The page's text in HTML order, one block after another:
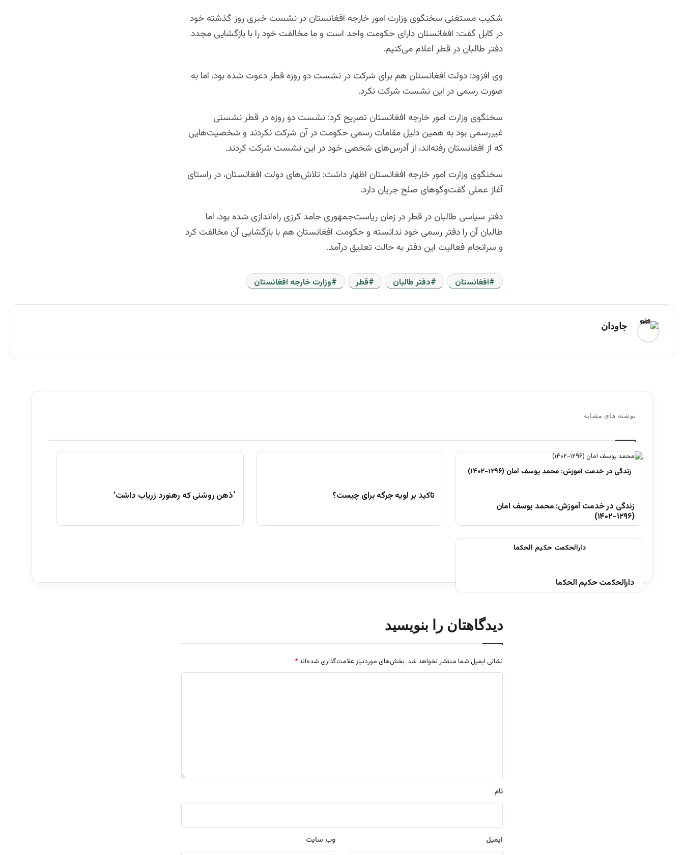
شکیب مستغنی سخنگوی وزارت امور خارجه افغانستان در نشست خبری روز گذشته خود
در کابل گفت: افغانستان دارای حکومت واحد است و ما مخالفت خود را با بازگشایی مجدد
دفتر طالبان در قطر اعلام می‌کنیم.
وی افزود: دولت افغانستان هم برای شرکت در نشست دو روزه قطر دعوت شده بود، اما به
صورت رسمی در این نشست شرکت نکرد.
سخنگوى وزارت امور خارجه افغانستان تصریح کرد: نشست دو روزه در قطر نشستی
غیررسمى بود به همین دلیل مقامات رسمى حکومت در آن شرکت نکردند و شخصیت‌هایى
که از افغانستان رفته‌اند، از آدرس‌هاى شخصى خود در این نشست شرکت کردند.
سخنگوى وزارت امور خارجه افغانستان اظهار داشت: تلاش‌هاى دولت افغانستان، در راستاى
آغاز عملى گفت‌وگوهاى صلح جریان دارد.
دفتر سیاسی طالبان در قطر در زمان ریاست‌جمهوری حامد کرزی راه‌اندازی شده بود، اما
طالبان آن را دفتر رسمی خود ندانسته و حکومت افغانستان هم با بازگشایی آن مخالفت کرد
و سرانجام فعالیت این دفتر به حالت تعلیق درآمد.
افغانستان دفتر طالبان قطر وزارت خارجه افغانستان
جاودان
نوشته های مشابه
زندگی در خدمت آموزش: محمد یوسف امان
(۱۲۹۶-۱۴۰۲)
تاکید بر لویه جرگه برای چیست؟ ‘ذهن روشنی که رهنورد زریاب داشت’
دارالحکمت حکیم الحکما
دیدگاهتان را بنویسید
نشانی ایمیل شما منتشر نخواهد شد. بخش‌های موردنیاز علامت‌گذاری شده‌اند *
نام
ایمیل وب‌ سایت